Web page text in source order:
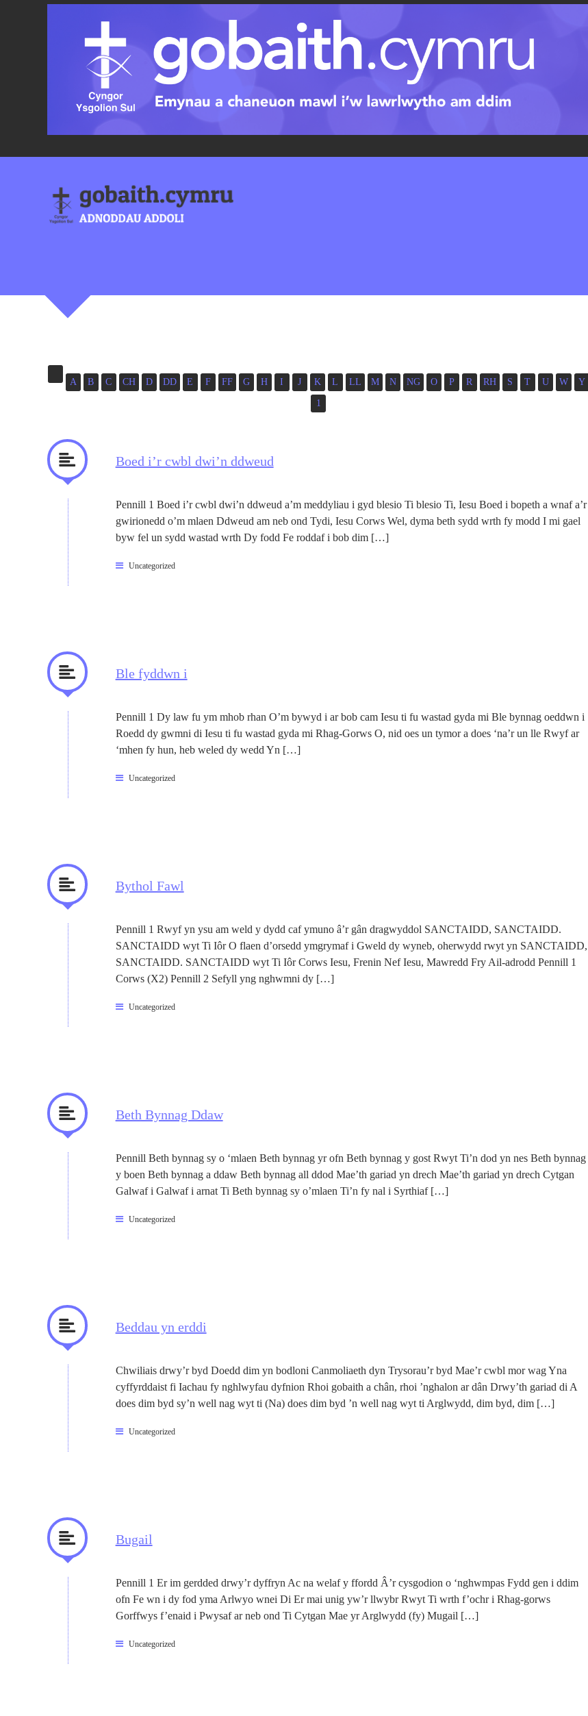
A B C CH D DD E F FF G H I J K L LL M N NG O P R RH S T U W Y
1
Boed i’r cwbl dwi’n ddweud
Pennill 1 Boed i’r cwbl dwi’n ddweud a’m meddyliau i gyd blesio Ti blesio Ti, Iesu Boed i bopeth a wnaf a’r
gwirionedd o’m mlaen Ddweud am neb ond Tydi, Iesu Corws Wel, dyma beth sydd wrth fy modd I mi gael
byw fel un sydd wastad wrth Dy fodd Fe roddaf i bob dim […]
Uncategorized
Ble fyddwn i
Pennill 1 Dy law fu ym mhob rhan O’m bywyd i ar bob cam Iesu ti fu wastad gyda mi Ble bynnag oeddwn i
Roedd dy gwmni di Iesu ti fu wastad gyda mi Rhag-Gorws O, nid oes un tymor a does ‘na’r un lle Rwyf ar
‘mhen fy hun, heb weled dy wedd Yn […]
Uncategorized
Bythol Fawl
Pennill 1 Rwyf yn ysu am weld y dydd caf ymuno â’r gân dragwyddol SANCTAIDD, SANCTAIDD.
SANCTAIDD wyt Ti Iôr O flaen d’orsedd ymgrymaf i Gweld dy wyneb, oherwydd rwyt yn SANCTAIDD,
SANCTAIDD. SANCTAIDD wyt Ti Iôr Corws Iesu, Frenin Nef Iesu, Mawredd Fry Ail-adrodd Pennill 1
Corws (X2) Pennill 2 Sefyll yng nghwmni dy […]
Uncategorized
Beth Bynnag Ddaw
Pennill Beth bynnag sy o ‘mlaen Beth bynnag yr ofn Beth bynnag y gost Rwyt Ti’n dod yn nes Beth bynnag
y boen Beth bynnag a ddaw Beth bynnag all ddod Mae’th gariad yn drech Mae’th gariad yn drech Cytgan
Galwaf i Galwaf i arnat Ti Beth bynnag sy o’mlaen Ti’n fy nal i Syrthiaf […]
Uncategorized
Beddau yn erddi
Chwiliais drwy’r byd Doedd dim yn bodloni Canmoliaeth dyn Trysorau’r byd Mae’r cwbl mor wag Yna
cyffyrddaist fi Iachau fy nghlwyfau dyfnion Rhoi gobaith a chân, rhoi ’nghalon ar dân Drwy’th gariad di A
does dim byd sy’n well nag wyt ti (Na) does dim byd ’n well nag wyt ti Arglwydd, dim byd, dim […]
Uncategorized
Bugail
Pennill 1 Er im gerdded drwy’r dyffryn Ac na welaf y ffordd Â’r cysgodion o ‘nghwmpas Fydd gen i ddim
ofn Fe wn i dy fod yma Arlwyo wnei Di Er mai unig yw’r llwybr Rwyt Ti wrth f’ochr i Rhag-gorws
Gorffwys f’enaid i Pwysaf ar neb ond Ti Cytgan Mae yr Arglwydd (fy) Mugail […]
Uncategorized